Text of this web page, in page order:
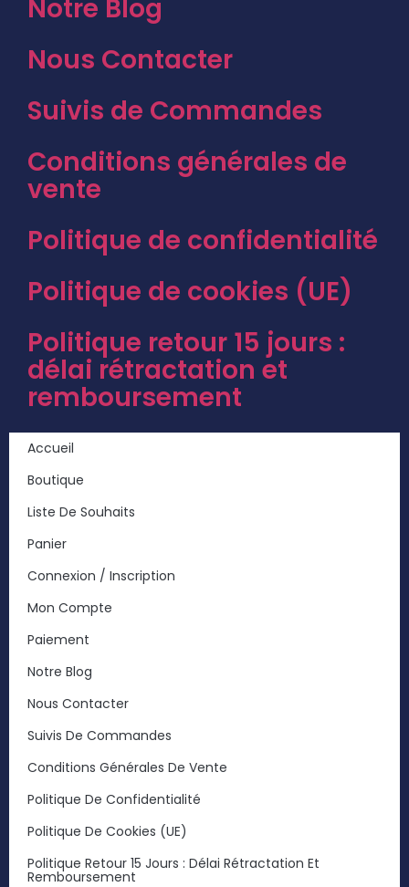
Notre Blog
Nous Contacter
Suivis de Commandes
Conditions générales de
vente
Politique de confidentialité
Politique de cookies (UE)
Politique retour 15 jours :
délai rétractation et
remboursement
Accueil
Boutique
Liste De Souhaits
Panier
Connexion / Inscription
Mon Compte
Paiement
Notre Blog
Nous Contacter
Suivis De Commandes
Conditions Générales De Vente
Politique De Confidentialité
Politique De Cookies (UE)
Politique Retour 15 Jours : Délai Rétractation Et
Remboursement